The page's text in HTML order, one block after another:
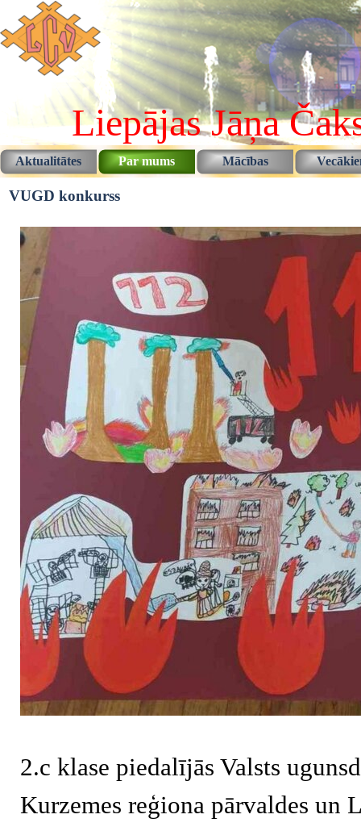
Pāriet uz saturu
Liepājas Jāņa
Aktualitātes Par mums ▼
Mācības ▼
VUGD konkurss
2.c klase piedalījās Valsts
Kurzemes reģiona pārvaldes un